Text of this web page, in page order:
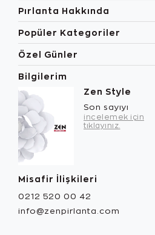
Pırlanta Hakkında
Popüler Kategoriler
Özel Günler
Bilgilerim
Zen Style
Son sayıyı
incelemek için
tıklayınız.
Misafir İlişkileri
0212 520 00 42
info@zenpirlanta.com